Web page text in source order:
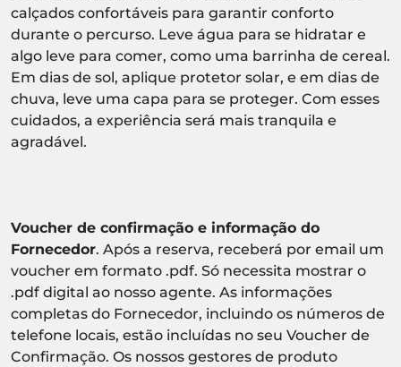
calçados confortáveis para garantir conforto
durante o percurso. Leve água para se hidratar e
algo leve para comer, como uma barrinha de cereal.
Em dias de sol, aplique protetor solar, e em dias de
chuva, leve uma capa para se proteger. Com esses
cuidados, a experiência será mais tranquila e
agradável.
Voucher de confirmação e informação do
Fornecedor. Após a reserva, receberá por email um
voucher em formato .pdf. Só necessita mostrar o
.pdf digital ao nosso agente. As informações
completas do Fornecedor, incluindo os números de
telefone locais, estão incluídas no seu Voucher de
Confirmação. Os nossos gestores de produto